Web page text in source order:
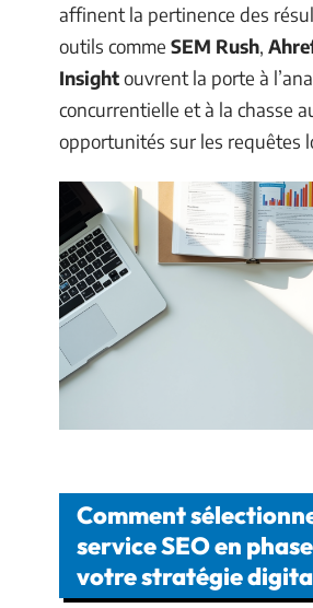
affinent la pertinence des
outils comme SEM Rush,
Insightouvrent la porte à
concurrentielle et à la chasse
opportunités sur les requêtes
Comment
service SEO en
votre stratégie